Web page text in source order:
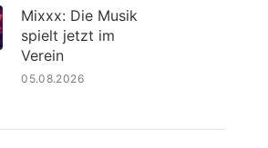
Mixxx: Die Musik
spielt jetzt im
Verein
05.08.2026